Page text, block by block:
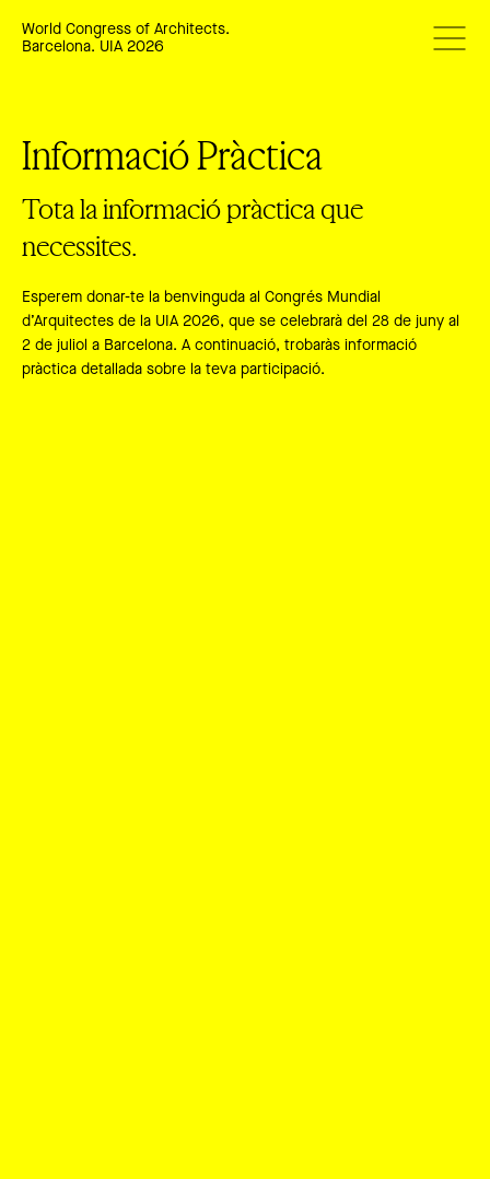
World Congress of Architects.
Barcelona. UIA 2026
Informació Pràctica
Tota la informació pràctica que
necessites.
Esperem donar-te la benvinguda al Congrés Mundial
d’Arquitectes de la UIA 2026, que se celebrarà del 28 de juny al
2 de juliol a Barcelona. A continuació, trobaràs informació
pràctica detallada sobre la teva participació.